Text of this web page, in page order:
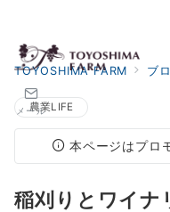
メール
TOYOSHIMA FARM ブ
農業LIFE
本ページはプロ
稲刈りとワイナ